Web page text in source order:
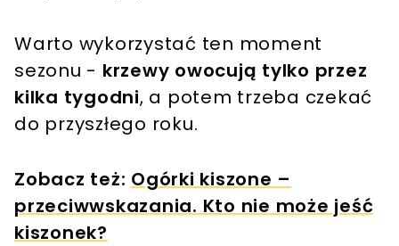
Warto wykorzystać ten moment
sezonu - krzewy owocują tylko przez
kilka tygodni, a potem trzeba czekać
do przyszłego roku.
Zobacz też: Ogórki kiszone –
przeciwwskazania. Kto nie może jeść
kiszonek?